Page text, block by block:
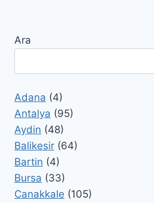
Ara
Adana (4)
Antalya (95)
Aydin (48)
Balikesir (64)
Bartin (4)
Bursa (33)
Canakkale (105)